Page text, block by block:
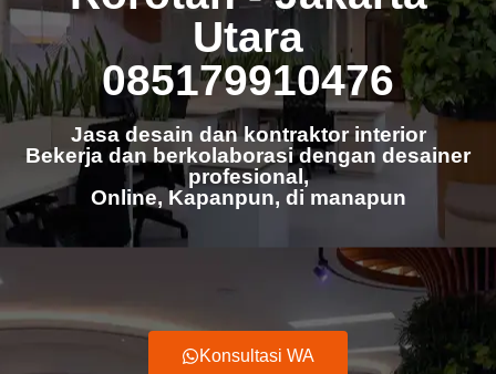
Utara
085179910476
Jasa desain dan kontraktor interior
Bekerja dan berkolaborasi dengan desainer
profesional,
Online, Kapanpun, di manapun
Konsultasi WA